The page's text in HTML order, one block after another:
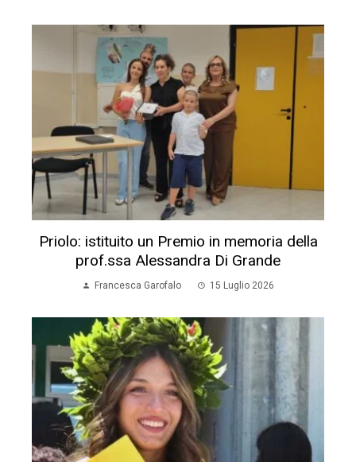
Priolo: istituito un Premio in memoria della
prof.ssa Alessandra Di Grande
Francesca Garofalo 15 Luglio 2026